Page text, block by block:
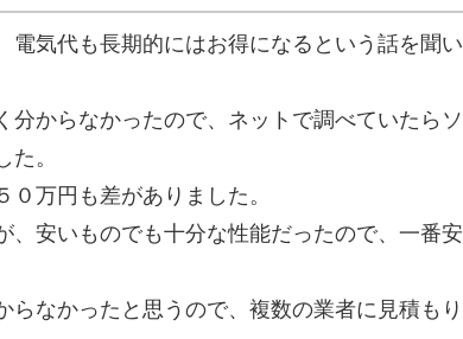
電気代も長期的にはお得になるという話を聞い
分からなかったので、ネットで調べていたらソ
。
万円も差がありました。
、安いものでも十分な性能だったので、一番安
らなかったと思うので、複数の業者に見積もり